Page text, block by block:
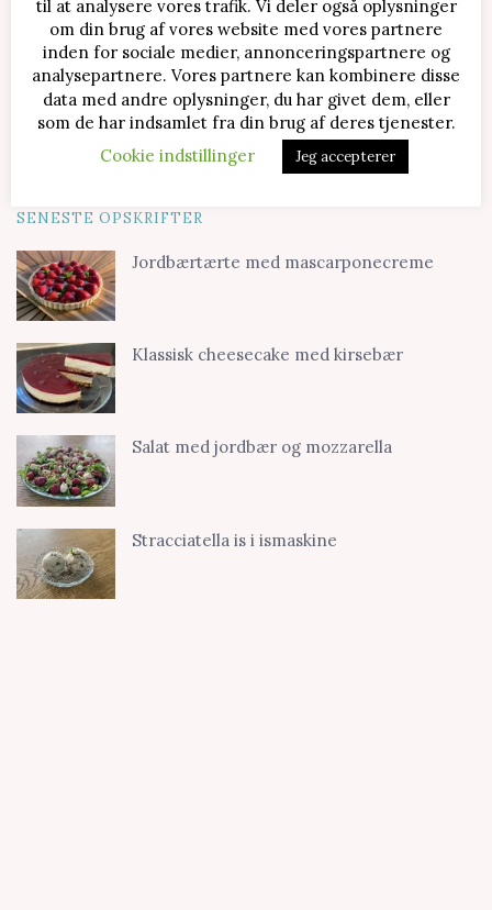
SENESTE OPSKRIFTER
Jordbærtærte med mascarponecreme
Klassisk cheesecake med kirsebær
Salat med jordbær og mozzarella
Stracciatella is i ismaskine
til at analysere vores trafik. Vi deler også oplysninger
om din brug af vores website med vores partnere
inden for sociale medier, annonceringspartnere og
analysepartnere. Vores partnere kan kombinere disse
data med andre oplysninger, du har givet dem, eller
som de har indsamlet fra din brug af deres tjenester.
Cookie indstillinger
Jeg accepterer